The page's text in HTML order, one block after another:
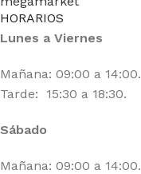
HORARIOS
Lunes a Viernes
Mañana: 09:00 a 14:00.
Tarde: 15:30 a 18:30.
Sábado
Mañana: 09:00 a 14:00.